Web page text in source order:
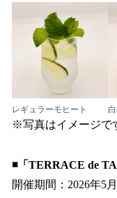
レギュラーモヒート
※写真はイメージで
◾️「TERRACE de
開催期間：2026年5